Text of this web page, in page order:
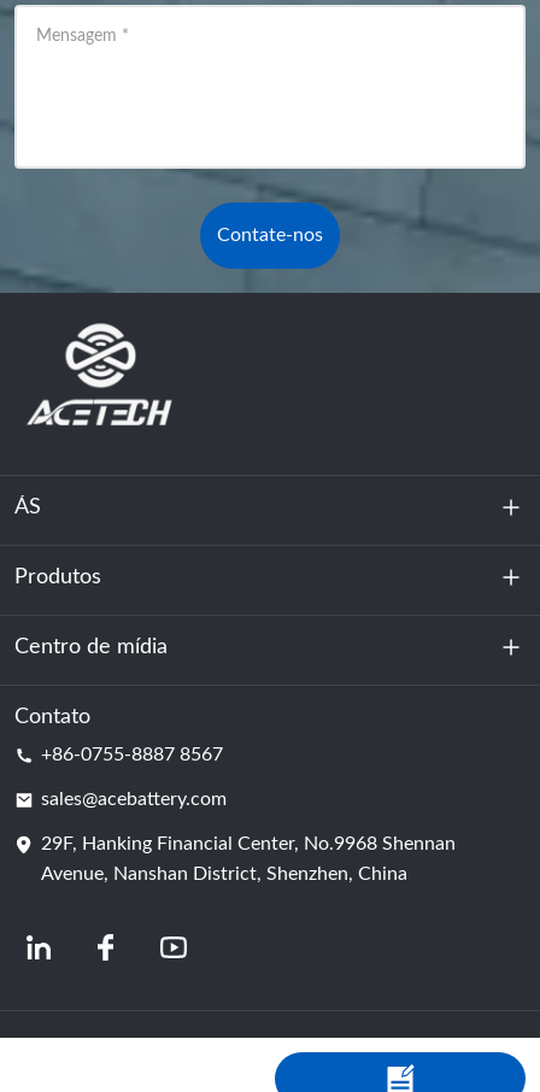
Mensagem *
Contate-nos
ÁS
Sobre nós
Sustentabilidade
Produtos
Armazenamento de energia
Centro de dados e sala de servidores
Célula de bateria
Centro de mídia
Notícias
Contato
+86-0755-8887 8567
sales@acebattery.com
29F, Hanking Financial Center, No.9968 Shennan
Avenue, Nanshan District, Shenzhen, China
© 2024 Fabricantes Chineses de Baterias de Íon-Lítio | Fábrica e empresa de
baterias de lítio | ACE Battery Powered by Shopastro
política de Privacidade